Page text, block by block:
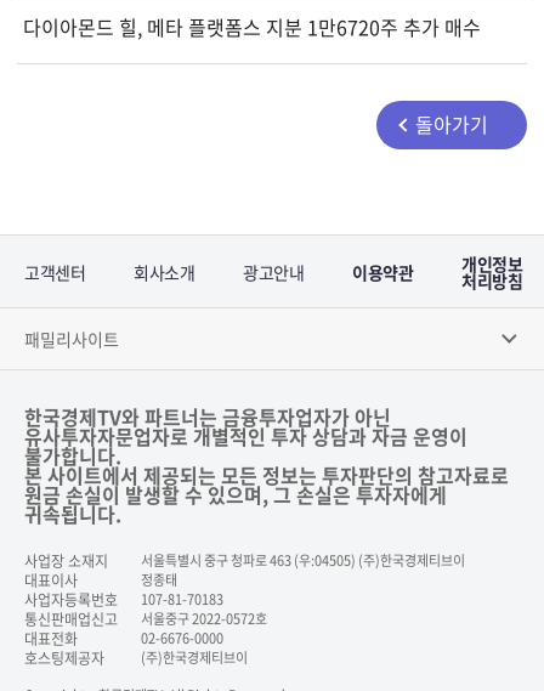
다이아몬드 힐, 메타 플랫폼스 지분 1만6720주 추가 매수
돌아가기
고객센터 회사소개 광고안내 이용약관 개인정보
처리방침
패밀리사이트
한국경제TV와 파트너는 금융투자업자가 아닌
유사투자자문업자로 개별적인 투자 상담과 자금 운영이
불가합니다.
본 사이트에서 제공되는 모든 정보는 투자판단의 참고자료로
원금 손실이 발생할 수 있으며, 그 손실은 투자자에게
귀속됩니다.
사업장 소재지 서울특별시 중구 청파로 463 (우:04505) (주)한국경제티브이
대표이사 정종태
사업자등록번호 107-81-70183
통신판매업신고 서울중구 2022-0572호
대표전화 02-6676-0000
호스팅제공자
(주)한국경제티브이